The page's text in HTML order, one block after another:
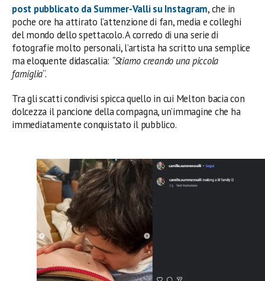
post pubblicato da Summer-Valli suInstagram, che in
poche ore ha attirato l’attenzione di fan, media e colleghi
del mondo dello spettacolo. A corredo di una serie di
fotografie molto personali, l’artista ha scritto una semplice
ma eloquente didascalia: “Stiamo creando una piccola
famiglia“.
Tra gli scatti condivisi spicca quello in cui Melton bacia con
dolcezza il pancione della compagna, un’immagine che ha
immediatamente conquistato il pubblico.